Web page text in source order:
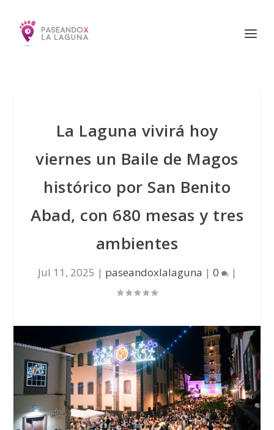
La Laguna vivirá hoy
viernes un Baile de Magos
histórico por San Benito
Abad, con 680 mesas y tres
ambientes
Jul 11, 2025 | paseandoxlalaguna | 0 |